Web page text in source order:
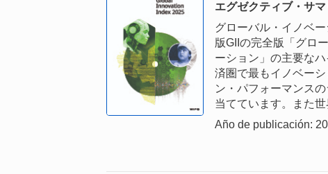
エグゼクティブ・サ
グローバル・イノベ
版GIIの完全版「グロ
ーション」の主要な
済圏で最もイノベー
ン・パフォーマンス
当てています。また
Año de publicación: